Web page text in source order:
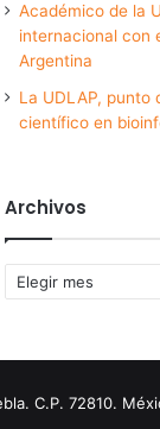
Académico de la
internacional con
Argentina
La UDLAP, punto
científico en
Archivos
Archivos
C.P. 72810.